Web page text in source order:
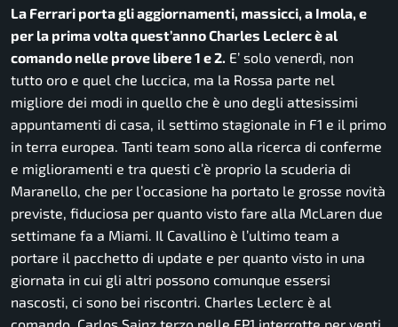
La Ferrari porta gli aggiornamenti, massicci, a Imola, e
per la prima volta quest’anno Charles Leclerc è al
comando nelle prove libere 1 e 2. E’ solo venerdì, non
tutto oro e quel che luccica, ma la Rossa parte nel
migliore dei modi in quello che è uno degli attesissimi
appuntamenti di casa, il settimo stagionale in F1 e il primo
in terra europea. Tanti team sono alla ricerca di conferme
e miglioramenti e tra questi c’è proprio la scuderia di
Maranello, che per l’occasione ha portato le grosse novità
previste, fiduciosa per quanto visto fare alla McLaren due
settimane fa a Miami. Il Cavallino è l’ultimo team a
portare il pacchetto di update e per quanto visto in una
giornata in cui gli altri possono comunque essersi
nascosti, ci sono bei riscontri. Charles Leclerc è al